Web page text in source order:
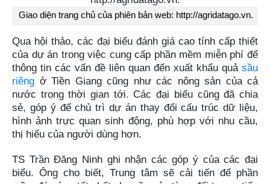
Giao diện trang chủ của phiên bản web: http://agridatago.vn.
Qua hội thảo, các đại biểu đánh giá cao tính cấp thiết
của dự án trong việc cung cấp phần mềm miễn phí để
thông tin các vấn đề liên quan đến xuất khẩu quả sầu
riêng ở Tiền Giang cũng như các nông sản của cả
nước trong thời gian tới. Các đại biểu cũng đã chia
sẻ, góp ý để chủ trì dự án thay đổi cấu trúc dữ liệu,
hình ảnh trực quan sinh động, phù hợp với nhu cầu,
thị hiếu của người dùng hơn.
TS Trần Đăng Ninh ghi nhận các góp ý của các đại
biểu. Ông cho biết, Trung tâm sẽ cải tiến để phần